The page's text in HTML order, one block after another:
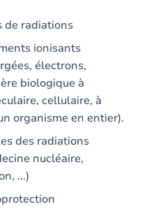
de radiations
ionisants
électrons,
biologique à
cellulaire, à
organisme en entier).
des radiations
nucléaire,
...)